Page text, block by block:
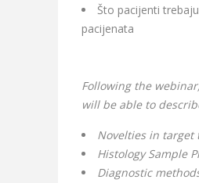
Što pacijenti
pacijenata
Following the
will be able to
Novelties in target
Histology Sample
Diagnostic